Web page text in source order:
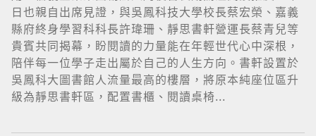
日也親自出席見證，與吳鳳科技大學校長蔡宏榮、嘉義
縣府終身學習科科長許瑋珊、靜思書軒營運長蔡青兒等
貴賓共同揭幕，盼閱讀的力量能在年輕世代心中深根，
陪伴每一位學子走出屬於自己的人生方向。書軒設置於
吳鳳科大圖書館人流量最高的樓層，將原本純座位區升
級為靜思書軒區，配置書櫃、閱讀桌椅...